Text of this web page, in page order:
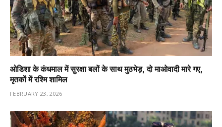
ओडिशा के कंधमाल में सुरक्षा बलों के साथ मुठभेड़, दो माओवादी मारे गए,
मृतकों में रश्मि शामिल
FEBRUARY 23, 2026